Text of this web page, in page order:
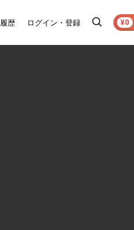
履歴 ログイン・登録
検
¥0